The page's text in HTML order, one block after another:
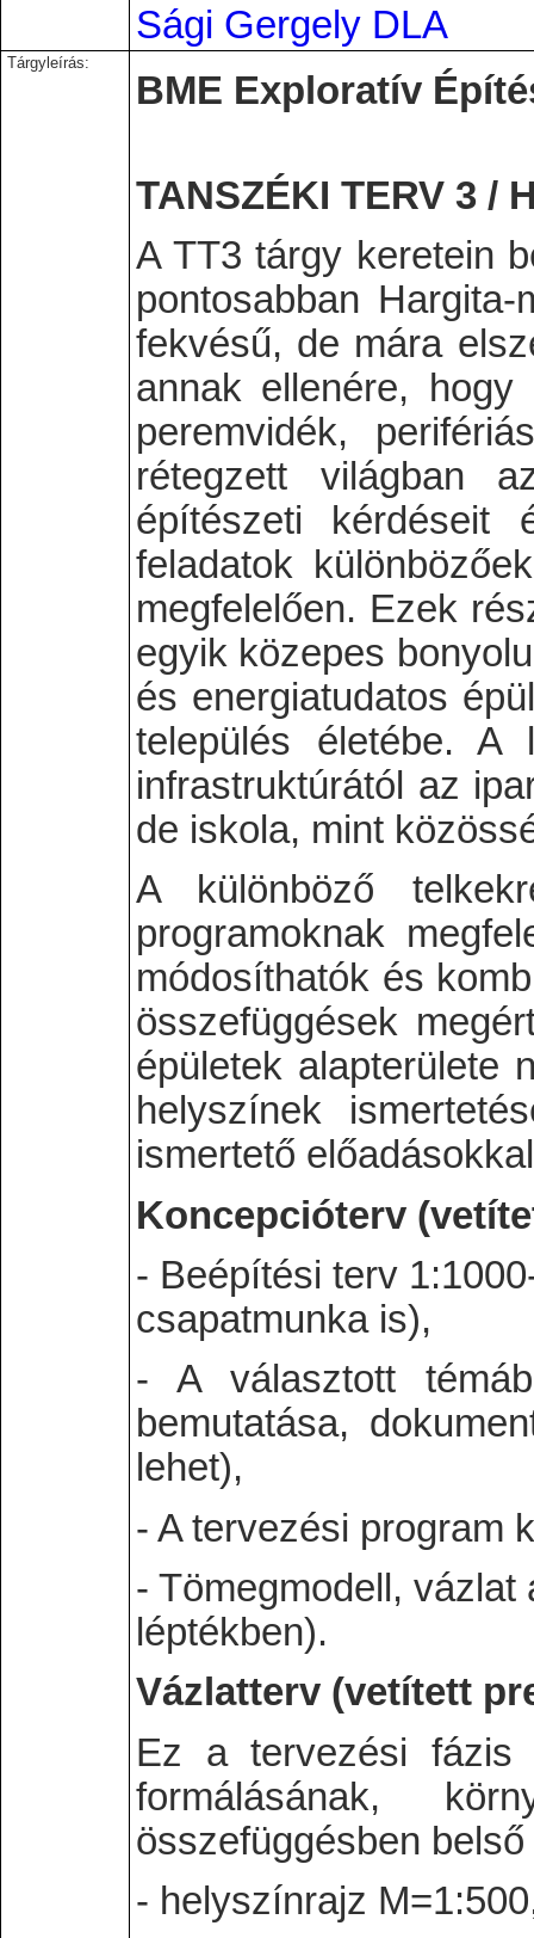
Sági Gergely DLA
Tárgyleírás:
BME Exploratív
TANSZÉKI TERV 3 /
A TT3 tárgy keretein
pontosabban
fekvésű, de mára
annak ellenére,
peremvidék,
rétegzett világban
építészeti kérdéseit
feladatok
megfelelően. Ezek
egyik közepes
és energiatudatos
település életébe. A
infrastruktúrától az
de iskola, mint
A különböző
programoknak
módosíthatók és
összefüggések
épületek alapterülete
helyszínek
ismertető
Koncepcióterv
- Beépítési terv
csapatmunka is),
- A választott
bemutatása,
lehet),
- A tervezési program
- Tömegmodell,
léptékben).
Vázlatterv (vetített
Ez a tervezési fázis
formálásának,
összefüggésben
- helyszínrajz